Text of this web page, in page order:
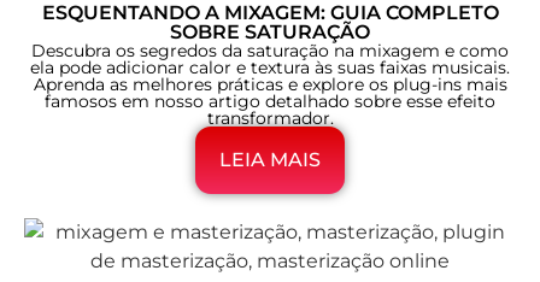
ESQUENTANDO A MIXAGEM: GUIA COMPLETO
SOBRE SATURAÇÃO
Descubra os segredos da saturação na mixagem e como
ela pode adicionar calor e textura às suas faixas musicais.
Aprenda as melhores práticas e explore os plug-ins mais
famosos em nosso artigo detalhado sobre esse efeito
transformador.
LEIA MAIS